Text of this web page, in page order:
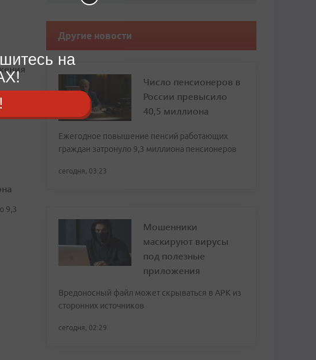
9,3
Другие новости
Число пенсионеров в
России превысило
40,5 миллиона
Ежегодное повышение пенсий работающих
граждан затронуло 9,3 миллиона пенсионеров
сегодня, 03:23
Мошенники
маскируют вирусы
под полезные
приложения
Вредоносный файл может скрываться в APK из
сторонних источников
сегодня, 02:29
на